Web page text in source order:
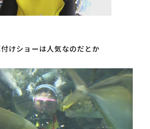
けショーは人気なのだとか